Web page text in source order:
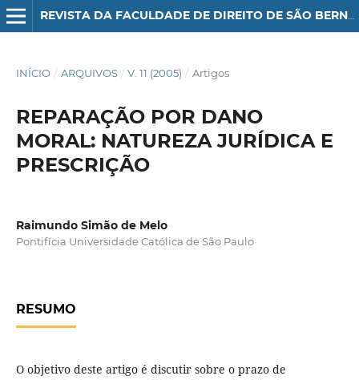
REVISTA DA FACULDADE DE DIREITO DE SÃO BERNARDO DO CAMPO
INÍCIO / ARQUIVOS / V. 11 (2005) / Artigos
REPARAÇÃO POR DANO
MORAL: NATUREZA JURÍDICA E
PRESCRIÇÃO
Raimundo Simão de Melo
Pontifícia Universidade Católica de São Paulo
RESUMO
O objetivo deste artigo é discutir sobre o prazo de